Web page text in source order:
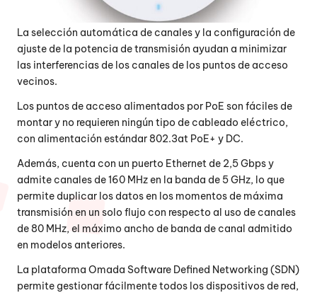
La selección automática de canales y la configuración de
ajuste de la potencia de transmisión ayudan a minimizar
las interferencias de los canales de los puntos de acceso
vecinos.
Los puntos de acceso alimentados por PoE son fáciles de
montar y no requieren ningún tipo de cableado eléctrico,
con alimentación estándar 802.3at PoE+ y DC.
Además, cuenta con un puerto Ethernet de 2,5 Gbps y
admite canales de 160 MHz en la banda de 5 GHz, lo que
permite duplicar los datos en los momentos de máxima
transmisión en un solo flujo con respecto al uso de canales
de 80 MHz, el máximo ancho de banda de canal admitido
en modelos anteriores.
La plataforma Omada Software Defined Networking (SDN)
permite gestionar fácilmente todos los dispositivos de red,